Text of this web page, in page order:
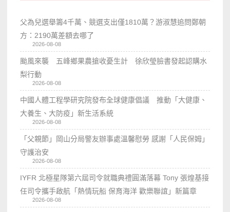
父為兒選舉籌4千萬、競選支出僅1810萬？游淑慧追問鄭朝
方：2190萬差額去哪了
2026-08-08
颱風來襲 五峰鄉果農搶收憂生計 徐欣瑩臉書發起認購水
梨行動
2026-08-08
中國人體工程學研究院發布全球健康倡議 推動「大健康、
大養生、大防疫」新生活系統
2026-08-08
「父親節」岡山分局警友辦事處溫馨慰勞 感謝「人民保姆」
守護治安
2026-08-08
IYFR 北極星隊第六屆司令就職典禮圓滿落幕 Tony 張煌基接
任司令攜手啟航「熱情玩船 保育海洋 歡樂聯誼」新篇章
2026-08-08